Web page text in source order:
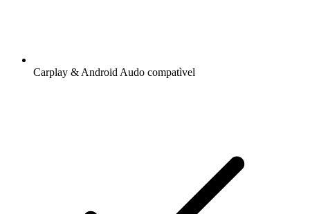
Carplay & Android Audo compatìvel